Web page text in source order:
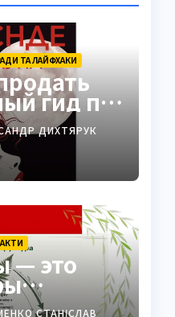
ТА ЛАЙФХАКИ
гид по
2026
ДИХТЯРУК
— это
СТАНІСЛАВ